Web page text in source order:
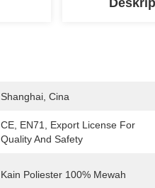
Shanghai, Cina
CE, EN71, Export License For
Quality And Safety
Kain Poliester 100% Mewah